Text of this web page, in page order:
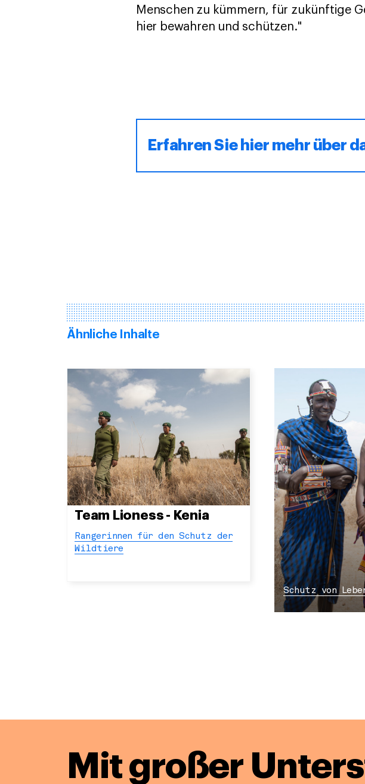
Menschen zu kümmern, für zukünftige
hier bewahren und schützen."
Erfahren Sie hier mehr über
Ähnliche Inhalte
Team Lioness - Kenia
Rangerinnen für den Schutz der
Wildtiere
Schutz von
Mit großer